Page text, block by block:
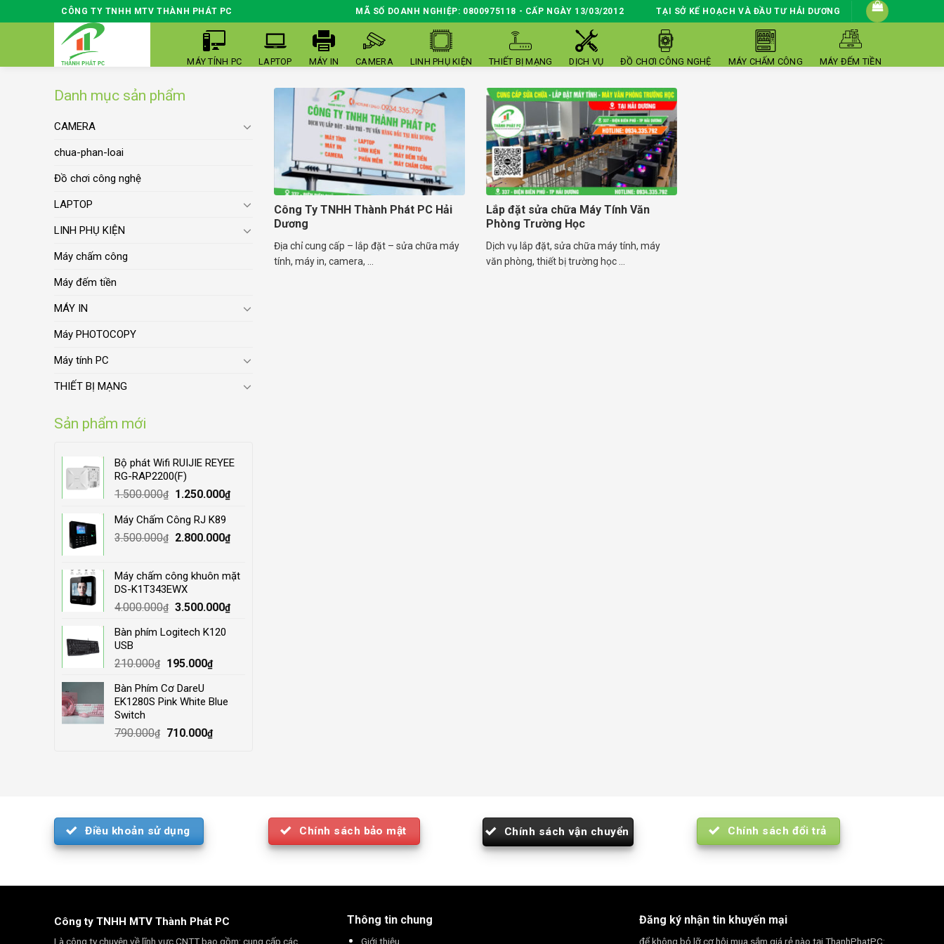
to
CÔNG TY TNHH MTV THÀNH PHÁT PC MÃ SỐ DOANH NGHIỆP: 0800975118 - CẤP NGÀY 13/03/2012 TẠI SỞ KẾ HOẠCH VÀ ĐẦU TƯ HẢI DƯƠNG
MÁY TÍNH PC LAPTOP MÁY IN CAMERA LINH PHỤ KIỆN THIẾT BỊ MẠNG DỊCH VỤ ĐỒ CHƠI CÔNG NGHỆ MÁY CHẤM CÔNG MÁY ĐẾM TIỀN
Danh mục sản phẩm
CAMERA
chua-phan-loai
Đồ chơi công nghệ
LAPTOP
LINH PHỤ KIỆN
Máy chấm công
Máy đếm tiền
MÁY IN
Máy PHOTOCOPY
Máy tính PC
THIẾT BỊ MẠNG
Sản phẩm mới
Bộ phát Wifi RUIJIE REYEE
RG-RAP2200(F)
1.500.000₫
Original
was:
1.500.000₫.
1.250.000₫Current
1.250.000₫.
Máy Chấm Công RJ K89
3.500.000₫
Original
3.500.000₫.
2.800.000₫Current
2.800.000₫.
Máy chấm công khuôn mặt
DS-K1T343EWX
4.000.000₫ Original
was:
3.500.000₫Current
Bàn phím Logitech K120
USB
210.000₫
Original
was:
210.000₫.
195.000₫Current
195.000₫.
Bàn Phím Cơ DareU
EK1280S Pink White Blue
Switch
790.000₫
Original
710.000₫Current
Công Ty TNHH Thành Phát PC Hải
Dương
Địa chỉ cung cấp – lắp đặt – sửa chữa máy
tính, máy in, camera, ...
Lắp đặt sửa chữa Máy Tính Văn
Phòng Trường Học
Dịch vụ lắp đặt, sửa chữa máy tính, máy
văn phòng, thiết bị trường học ...
Điều khoản sử dụng Chính sách bảo mật Chính sách vận chuyển Chính sách đổi trả
Công ty TNHH MTV Thành Phát PC
Là công ty chuyên về lĩnh vực CNTT bao gồm: cung cấp các
Thông tin chung
Giới thiệu
Đăng ký nhận tin khuyến mại
để không bỏ lỡ cơ hội mua sắm giá rẻ nào tại ThanhPhatPC: